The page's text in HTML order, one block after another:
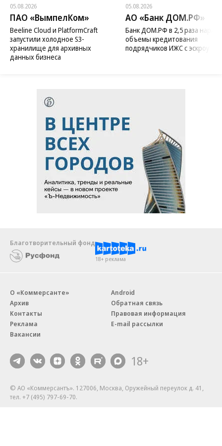
05.08.2026
ПАО «ВымпелКом»
Beeline Cloud и PlatformCraft
запустили холодное S3-
хранилище для архивных
данных бизнеса
05.08.2026
АО «Банк ДОМ.РФ»
Банк ДОМ.РФ в 2,5 раза
объемы кредитования
подрядчиков ИЖС с эскроу
Благотворительный фонд
18+ реклама
О «Коммерсанте»
Архив
Контакты
Реклама
Вакансии
Android
Обратная связь
Правовая информация
E-mail рассылки
18+
© АО «Коммерсантъ». 127006, Москва, Оружейный переулок д. 41,
тел. +7 (495) 797-69-70.